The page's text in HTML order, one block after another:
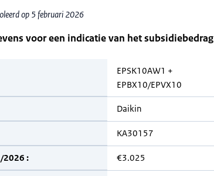
op 5 februari 2026
voor een indicatie van het subsidiebedrag
EPSK10AW1 +
EPBX10/EPVX10
Daikin
KA30157
2026 : €3.025